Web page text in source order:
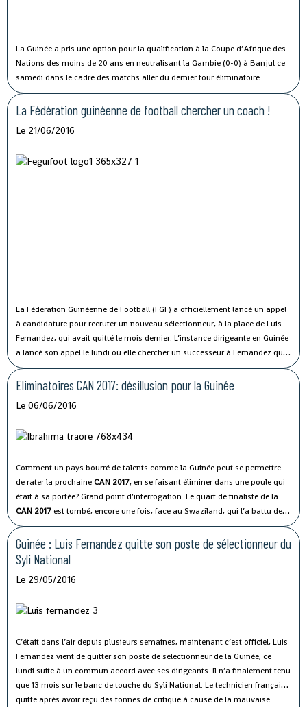
La Guinée a pris une option pour la qualification à la Coupe d’Afrique des
Nations des moins de 20 ans en neutralisant la Gambie (0-0) à Banjul ce
samedi dans le cadre des matchs aller du dernier tour éliminatoire.
La Fédération guinéenne de football chercher un coach !
Le 21/06/2016
La Fédération Guinéenne de Football (FGF) a officiellement lancé un appel
à candidature pour recruter un nouveau sélectionneur, à la place de Luis
Fernandez, qui avait quitté le mois dernier. L’instance dirigeante en Guinée
a lancé son appel le lundi où elle chercher un successeur à Fernandez qui
avait quitté à la veille de la 5e journée des éliminatoires de la CAN 2017.
Eliminatoires CAN 2017: désillusion pour la Guinée
Le 06/06/2016
Comment un pays bourré de talents comme la Guinée peut se permettre
de rater la prochaineCAN 2017, en se faisant éliminer dans une poule qui
était à sa portée? Grand point d’interrogation. Le quart de finaliste de la
CAN 2017 est tombé, encore une fois, face au Swaziland, qui l’a battu deux
fois lors de ces éliminatoires! Battus 1-0, ils pointent à trois points de leur
adversaire du jour qu’ils ne pourront pas dépasser lors de la dernière
journée, puisque ce sont les confrontations directes qui trancheront, en
cas d’égalité de points.
Guinée : Luis Fernandez quitte son poste de sélectionneur du
Syli National
Le 29/05/2016
C’était dans l’air depuis plusieurs semaines, maintenant c’est officiel, Luis
Fernandez vient de quitter son poste de sélectionneur de la Guinée, ce
lundi suite à un commun accord avec ses dirigeants. Il n’a finalement tenu
que 13 mois sur le banc de touche du Syli National. Le technicien français
quitte après avoir reçu des tonnes de critique à cause de la mauvaise